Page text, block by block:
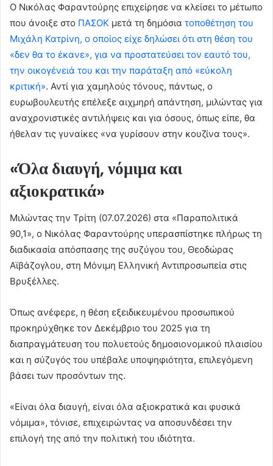
Ο Νικόλας Φαραντούρης επιχείρησε να κλείσει το μέτωπο
που άνοιξε στο ΠΑΣΟΚ μετά τη δημόσια τοποθέτηση του
Μιχάλη Κατρίνη, ο οποίος είχε δηλώσει ότι στη θέση του
«δεν θα το έκανε», για να προστατεύσει τον εαυτό του,
την οικογένειά του και την παράταξη από «εύκολη
κριτική». Αντί για χαμηλούς τόνους, πάντως, ο
ευρωβουλευτής επέλεξε αιχμηρή απάντηση, μιλώντας για
αναχρονιστικές αντιλήψεις και για όσους, όπως είπε, θα
ήθελαν τις γυναίκες «να γυρίσουν στην κουζίνα τους».
«Όλα διαυγή, νόμιμα και
αξιοκρατικά»
Μιλώντας την Τρίτη (07.07.2026) στα «Παραπολιτικά
90,1», ο Νικόλας Φαραντούρης υπερασπίστηκε πλήρως τη
διαδικασία απόσπασης της συζύγου του, Θεοδώρας
Αϊβάζογλου, στη Μόνιμη Ελληνική Αντιπροσωπεία στις
Βρυξέλλες.
Όπως ανέφερε, η θέση εξειδικευμένου προσωπικού
προκηρύχθηκε τον Δεκέμβριο του 2025 για τη
διαπραγμάτευση του πολυετούς δημοσιονομικού πλαισίου
και η σύζυγός του υπέβαλε υποψηφιότητα, επιλεγόμενη
βάσει των προσόντων της.
«Είναι όλα διαυγή, είναι όλα αξιοκρατικά και φυσικά
νόμιμα», τόνισε, επιχειρώντας να αποσυνδέσει την
επιλογή της από την πολιτική του ιδιότητα.